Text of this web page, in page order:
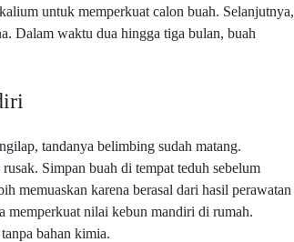
untuk memperkuat calon buah. Selanjutnya,
Dalam waktu dua hingga tiga bulan, buah
tandanya belimbing sudah matang.
Simpan buah di tempat teduh sebelum
memuaskan karena berasal dari hasil perawatan
memperkuat nilai kebun mandiri di rumah.
bahan kimia.